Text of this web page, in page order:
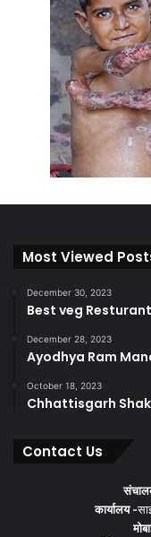
Most Viewed
December 30, 2023
Best veg
December 28, 2023
Ayodhya Ram
October 18, 2023
Chhattisgarh
Contact Us
कार्यालय -